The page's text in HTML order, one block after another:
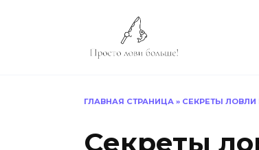
ГЛАВНАЯ СТРАНИЦА » СЕКРЕТЫ
Секреты